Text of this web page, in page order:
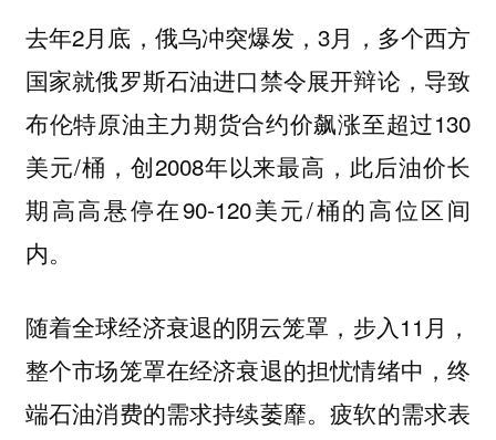
去年2月底，俄乌冲突爆发，3月，多个西方
国家就俄罗斯石油进口禁令展开辩论，导致
布伦特原油主力期货合约价飙涨至超过130
美元/桶，创2008年以来最高，此后油价长
期高高悬停在90-120美元/桶的高位区间
内。
随着全球经济衰退的阴云笼罩，步入11月，
整个市场笼罩在经济衰退的担忧情绪中，终
端石油消费的需求持续萎靡。疲软的需求表